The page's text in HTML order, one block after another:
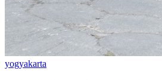
yogyakarta